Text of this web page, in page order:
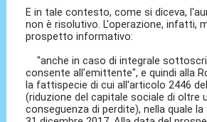
E in tale contesto, come si diceva,
non è risolutivo. L'operazione, infatti,
prospetto informativo:
"anche in caso di integrale
consente all'emittente", e quindi alla
la fattispecie di cui all'articolo 2446
(riduzione del capitale sociale di oltre
conseguenza di perdite), nella quale